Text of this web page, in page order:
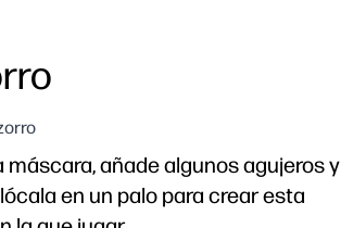
añade algunos agujeros y
en un palo para crear esta